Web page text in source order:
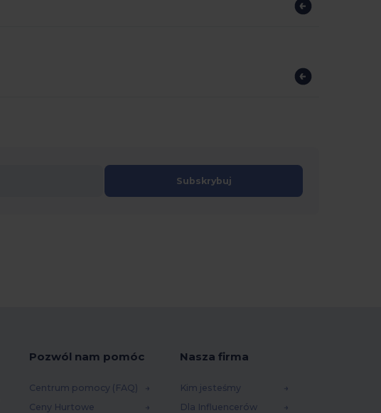
Subskrybuj
Pozwól nam pomóc
Centrum pomocy (FAQ)
Ceny Hurtowe
Nasza firma
Kim jesteśmy
Dla Influencerów